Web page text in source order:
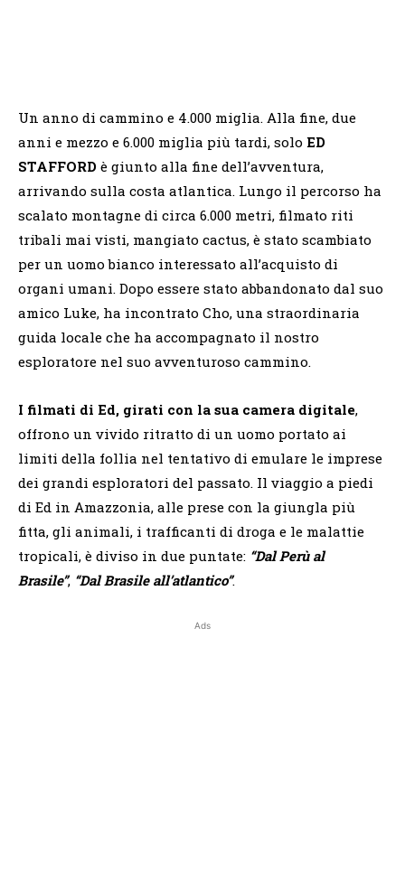
Un anno di cammino e 4.000 miglia. Alla fine, due
anni e mezzo e 6.000 miglia più tardi, solo ED
STAFFORD è giunto alla fine dell’avventura,
arrivando sulla costa atlantica. Lungo il percorso ha
scalato montagne di circa 6.000 metri, filmato riti
tribali mai visti, mangiato cactus, è stato scambiato
per un uomo bianco interessato all’acquisto di
organi umani. Dopo essere stato abbandonato dal suo
amico Luke, ha incontrato Cho, una straordinaria
guida locale che ha accompagnato il nostro
esploratore nel suo avventuroso cammino.
I filmati di Ed, girati con la sua camera digitale,
offrono un vivido ritratto di un uomo portato ai
limiti della follia nel tentativo di emulare le imprese
dei grandi esploratori del passato. Il viaggio a piedi
di Ed in Amazzonia, alle prese con la giungla più
fitta, gli animali, i trafficanti di droga e le malattie
tropicali, è diviso in due puntate: “Dal Perù al
Brasile”, “Dal Brasile all’atlantico”.
Ads